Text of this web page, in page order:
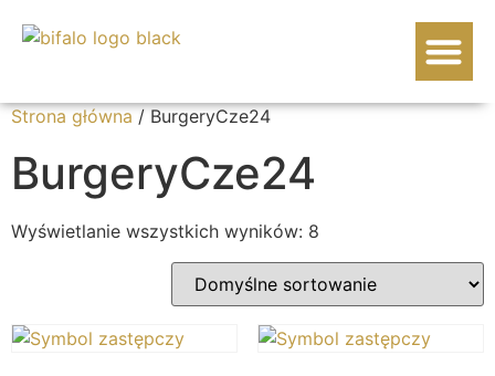
Strona główna/ BurgeryCze24
BurgeryCze24
Wyświetlanie wszystkich wyników: 8